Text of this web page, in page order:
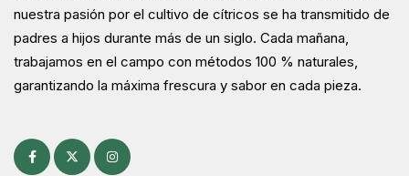
nuestra pasión por el cultivo de cítricos se ha transmitido de
padres a hijos durante más de un siglo. Cada mañana,
trabajamos en el campo con métodos 100 % naturales,
garantizando la máxima frescura y sabor en cada pieza.